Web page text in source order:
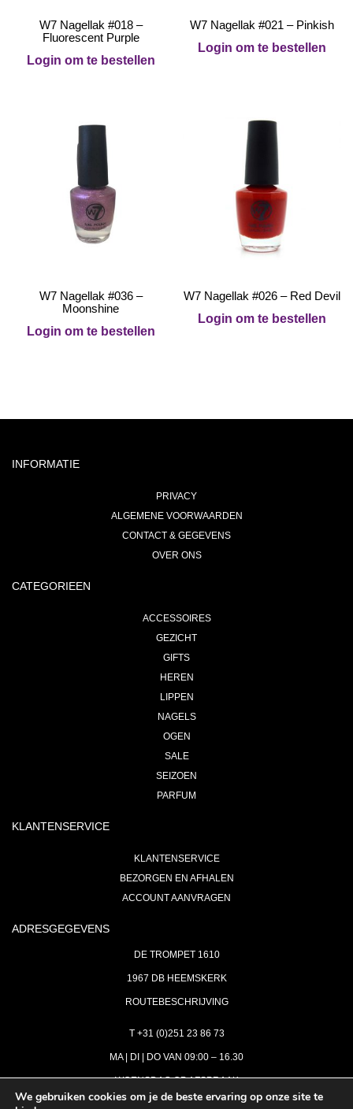
W7 Nagellak #018 –
Fluorescent Purple
Login om te bestellen
W7 Nagellak #021 – Pinkish
Login om te bestellen
W7 Nagellak #036 –
Moonshine
Login om te bestellen
W7 Nagellak #026 – Red Devil
Login om te bestellen
INFORMATIE
PRIVACY
ALGEMENE VOORWAARDEN
CONTACT & GEGEVENS
OVER ONS
CATEGORIEEN
ACCESSOIRES
GEZICHT
GIFTS
HEREN
LIPPEN
NAGELS
OGEN
SALE
SEIZOEN
PARFUM
KLANTENSERVICE
KLANTENSERVICE
BEZORGEN EN AFHALEN
ACCOUNT AANVRAGEN
ADRESGEGEVENS
DE TROMPET 1610
1967 DB HEEMSKERK
ROUTEBESCHRIJVING
T +31 (0)251 23 86 73
MA | DI | DO VAN 09:00 – 16.30
WOENSDAG OP AFSPRAAK
We gebruiken cookies om je de beste ervaring op onze site te